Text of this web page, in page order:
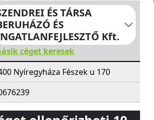
BERUHÁZÓ ÉS
ÉS TÁRSA
ÉS
Kft.
céget keresek
Nyíregyháza Fészek u 170